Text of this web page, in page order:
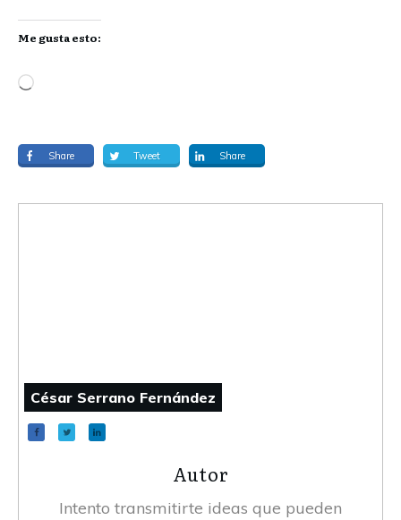
Me gusta esto:
Share Tweet Share
César Serrano Fernández
Autor
Intento transmitirte ideas que pueden